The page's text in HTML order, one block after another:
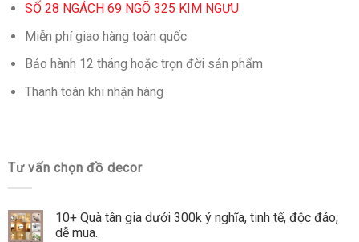
SỐ 28 NGÁCH 69 NGÕ 325 KIM NGƯU
Miễn phí giao hàng toàn quốc
Bảo hành 12 tháng hoặc trọn đời sản phẩm
Thanh toán khi nhận hàng
Tư vấn chọn đồ decor
10+ Quà tân gia dưới 300k ý nghĩa, tinh tế, độc đáo,
dễ mua.